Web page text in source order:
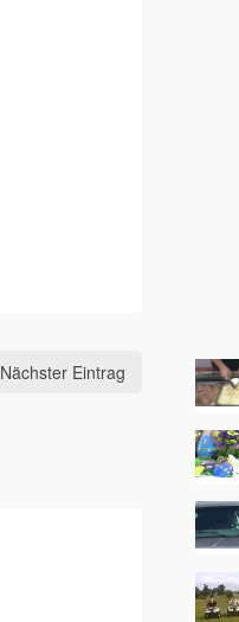
Nächster Eintrag